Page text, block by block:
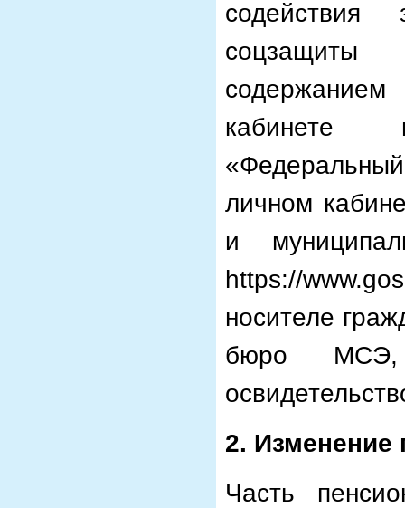
кабинете
личном
и
https://
носителе
бюро МСЭ,
2. Изменение
Часть